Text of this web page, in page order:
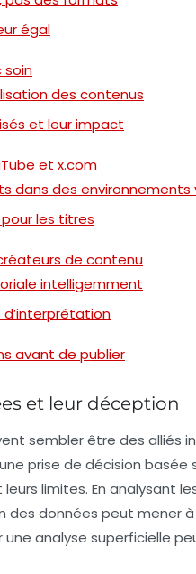
égal
soin
des contenus
et leur impact
et x.com
dans des environnements
les titres
de contenu
intelligemment
d’interprétation
avant de publier
et leur déception
sembler être des alliés
prise de décision
leurs limites. En analysant
des données peut mener à
analyse superficielle